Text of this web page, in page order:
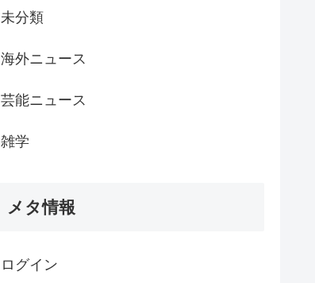
未分類
海外ニュース
芸能ニュース
雑学
メタ情報
ログイン